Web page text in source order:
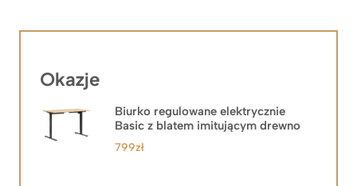
Okazje
Biurko regulowane elektrycznie
Basic z blatem imitującym drewno
799zł